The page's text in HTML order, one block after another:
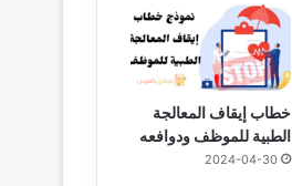
خطاب إيقاف المعالجة
الطبية للموظف ودوافعه
2024-04-30